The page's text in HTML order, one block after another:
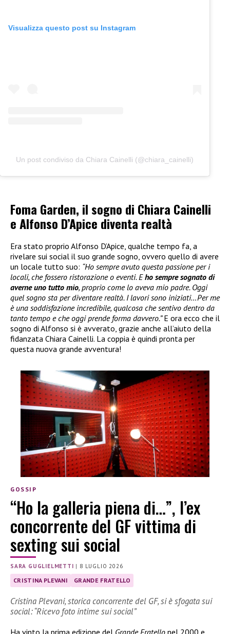
Visualizza questo post su Instagram
Un post condiviso da Chiara Cainelli (@chiara_cainelli)
Foma Garden, il sogno di Chiara Cainelli
e Alfonso D’Apice diventa realtà
Era stato proprio Alfonso D’Apice, qualche tempo fa, a
rivelare sui social il suo grande sogno, ovvero quello di avere
un locale tutto suo: “Ho sempre avuto questa passione per i
locali, che fossero ristorazione o eventi. Eho sempre sognato di
averne uno tutto mio, proprio come lo aveva mio padre. Oggi
quel sogno sta per diventare realtà. I lavori sono iniziati…Per me
è una soddisfazione incredibile, qualcosa che sentivo dentro da
tanto tempo e che oggi prende forma davvero.”E ora ecco che il
sogno di Alfonso si è avverato, grazie anche all’aiuto della
fidanzata Chiara Cainelli. La coppia è quindi pronta per
questa nuova grande avventura!
GOSSIP
“Ho la galleria piena di…”, l’ex
concorrente del GF vittima di
sexting sui social
SARA GUGLIELMETTI | 8 LUGLIO 2026
CRISTINA PLEVANI GRANDE FRATELLO
Cristina Plevani, storica concorrente del GF, si è sfogata sui
social: “Ricevo foto intime sui social”
Ha vinto la prima edizione del Grande Fratello nel 2000 e,